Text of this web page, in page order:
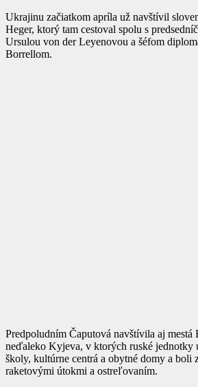
Ukrajinu začiatkom apríla už navštívil
Heger, ktorý tam cestoval spolu s
Ursulou von der Leyenovou a šéfom
Borrellom.
Predpoludním Čaputová navštívila aj mestá
neďaleko Kyjeva, v ktorých ruské jednotky
školy, kultúrne centrá a obytné domy a boli
raketovými útokmi a ostreľovaním.